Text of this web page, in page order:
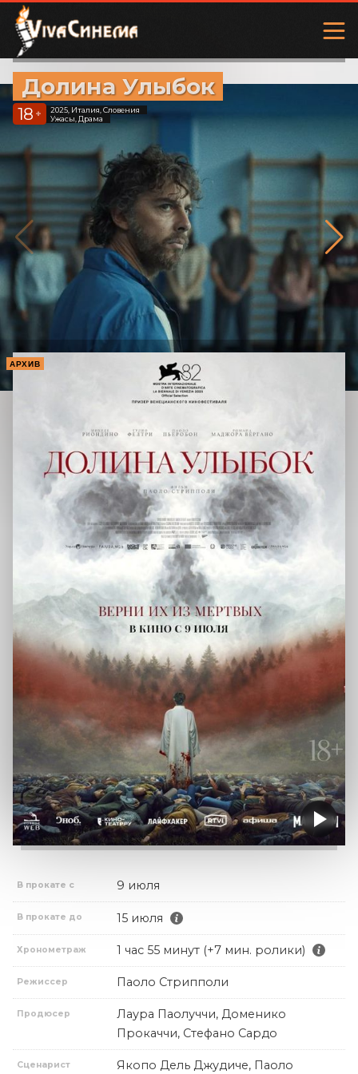
Долина Улыбок
18 +
2025, Италия, Словения
Ужасы, Драма
АРХИВ
В прокате с 9 июля
В прокате до 15 июля
Хронометраж 1 час 55 минут (+7 мин. ролики)
Режиссер Паоло Стрипполи
Продюсер
Лаура Паолуччи, Доменико
Прокаччи, Стефано Сардо
Сценарист
Якопо Дель Джудиче, Паоло